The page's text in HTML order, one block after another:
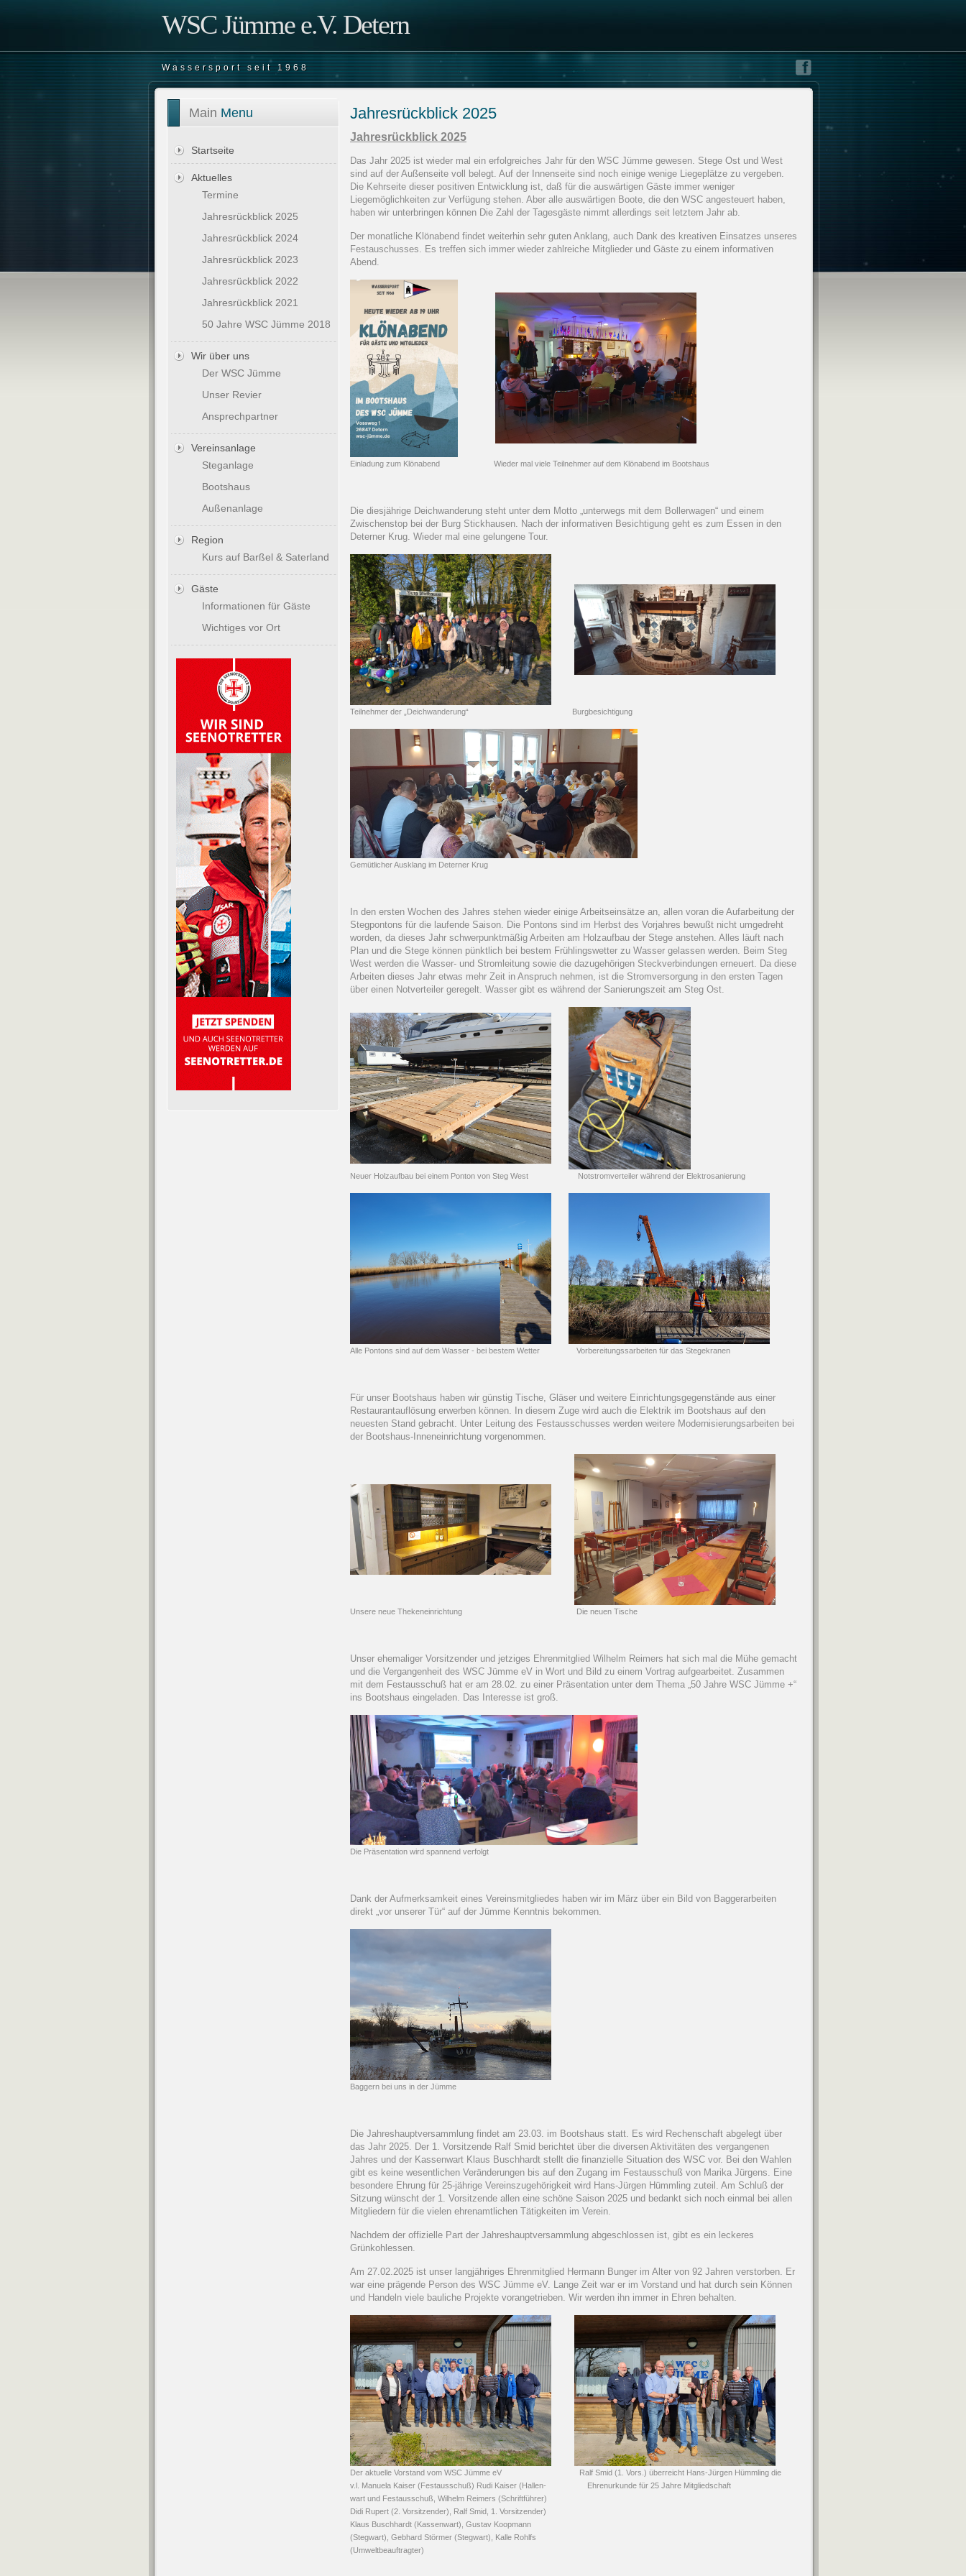
WSC Jümme e.V. Detern
Wassersport seit 1968
Main Menu
Startseite
Aktuelles
Termine
Jahresrückblick 2025
Jahresrückblick 2024
Jahresrückblick 2023
Jahresrückblick 2022
Jahresrückblick 2021
50 Jahre WSC Jümme 2018
Wir über uns
Der WSC Jümme
Unser Revier
Ansprechpartner
Vereinsanlage
Steganlage
Bootshaus
Außenanlage
Region
Kurs auf Barßel & Saterland
Gäste
Informationen für Gäste
Wichtiges vor Ort
Jahresrückblick 2025
Jahresrückblick 2025
Das Jahr 2025 ist wieder mal ein erfolgreiches Jahr für den WSC Jümme gewesen. Stege Ost und West
sind auf der Außenseite voll belegt. Auf der Innenseite sind noch einige wenige Liegeplätze zu vergeben.
Die Kehrseite dieser positiven Entwicklung ist, daß für die auswärtigen Gäste immer weniger
Liegemöglichkeiten zur Verfügung stehen. Aber alle auswärtigen Boote, die den WSC angesteuert haben,
haben wir unterbringen können Die Zahl der Tagesgäste nimmt allerdings seit letztem Jahr ab.
Der monatliche Klönabend findet weiterhin sehr guten Anklang, auch Dank des kreativen Einsatzes unseres
Festauschusses. Es treffen sich immer wieder zahlreiche Mitglieder und Gäste zu einem informativen
Abend.
Einladung zum Klönabend Wieder mal viele Teilnehmer auf dem Klönabend im Bootshaus
Die diesjährige Deichwanderung steht unter dem Motto „unterwegs mit dem Bollerwagen“ und einem
Zwischenstop bei der Burg Stickhausen. Nach der informativen Besichtigung geht es zum Essen in den
Deterner Krug. Wieder mal eine gelungene Tour.
Teilnehmer der „Deichwanderung“ Burgbesichtigung
Gemütlicher Ausklang im Deterner Krug
In den ersten Wochen des Jahres stehen wieder einige Arbeitseinsätze an, allen voran die Aufarbeitung der
Stegpontons für die laufende Saison. Die Pontons sind im Herbst des Vorjahres bewußt nicht umgedreht
worden, da dieses Jahr schwerpunktmäßig Arbeiten am Holzaufbau der Stege anstehen. Alles läuft nach
Plan und die Stege können pünktlich bei bestem Frühlingswetter zu Wasser gelassen werden. Beim Steg
West werden die Wasser- und Stromleitung sowie die dazugehörigen Steckverbindungen erneuert. Da diese
Arbeiten dieses Jahr etwas mehr Zeit in Anspruch nehmen, ist die Stromversorgung in den ersten Tagen
über einen Notverteiler geregelt. Wasser gibt es während der Sanierungszeit am Steg Ost.
Neuer Holzaufbau bei einem Ponton von Steg West Notstromverteiler während der Elektrosanierung
Alle Pontons sind auf dem Wasser - bei bestem Wetter Vorbereitungssarbeiten für das Stegekranen
Für unser Bootshaus haben wir günstig Tische, Gläser und weitere Einrichtungsgegenstände aus einer
Restaurantauflösung erwerben können. In diesem Zuge wird auch die Elektrik im Bootshaus auf den
neuesten Stand gebracht. Unter Leitung des Festausschusses werden weitere Modernisierungsarbeiten bei
der Bootshaus-Inneneinrichtung vorgenommen.
Unsere neue Thekeneinrichtung Die neuen Tische
Unser ehemaliger Vorsitzender und jetziges Ehrenmitglied Wilhelm Reimers hat sich mal die Mühe gemacht
und die Vergangenheit des WSC Jümme eV in Wort und Bild zu einem Vortrag aufgearbeitet. Zusammen
mit dem Festausschuß hat er am 28.02. zu einer Präsentation unter dem Thema „50 Jahre WSC Jümme +“
ins Bootshaus eingeladen. Das Interesse ist groß.
Die Präsentation wird spannend verfolgt
Dank der Aufmerksamkeit eines Vereinsmitgliedes haben wir im März über ein Bild von Baggerarbeiten
direkt „vor unserer Tür“ auf der Jümme Kenntnis bekommen.
Baggern bei uns in der Jümme
Die Jahreshauptversammlung findet am 23.03. im Bootshaus statt. Es wird Rechenschaft abgelegt über
das Jahr 2025. Der 1. Vorsitzende Ralf Smid berichtet über die diversen Aktivitäten des vergangenen
Jahres und der Kassenwart Klaus Buschhardt stellt die finanzielle Situation des WSC vor. Bei den Wahlen
gibt es keine wesentlichen Veränderungen bis auf den Zugang im Festausschuß von Marika Jürgens. Eine
besondere Ehrung für 25-jährige Vereinszugehörigkeit wird Hans-Jürgen Hümmling zuteil. Am Schluß der
Sitzung wünscht der 1. Vorsitzende allen eine schöne Saison 2025 und bedankt sich noch einmal bei allen
Mitgliedern für die vielen ehrenamtlichen Tätigkeiten im Verein.
Nachdem der offizielle Part der Jahreshauptversammlung abgeschlossen ist, gibt es ein leckeres
Grünkohlessen.
Am 27.02.2025 ist unser langjähriges Ehrenmitglied Hermann Bunger im Alter von 92 Jahren verstorben. Er
war eine prägende Person des WSC Jümme eV. Lange Zeit war er im Vorstand und hat durch sein Können
und Handeln viele bauliche Projekte vorangetrieben. Wir werden ihn immer in Ehren behalten.
Der aktuelle Vorstand vom WSC Jümme eV Ralf Smid (1. Vors.) überreicht Hans-Jürgen Hümmling die
v.l. Manuela Kaiser (Festausschuß) Rudi Kaiser (Hallen- Ehrenurkunde für 25 Jahre Mitgliedschaft
wart und Festausschuß, Wilhelm Reimers (Schriftführer)
Didi Rupert (2. Vorsitzender), Ralf Smid, 1. Vorsitzender)
Klaus Buschhardt (Kassenwart), Gustav Koopmann
(Stegwart), Gebhard Störmer (Stegwart), Kalle Rohlfs
(Umweltbeauftragter)